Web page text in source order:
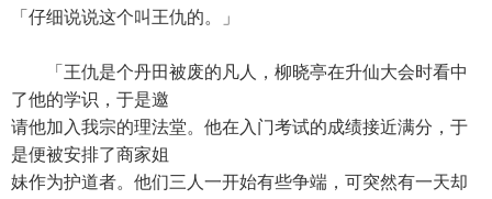
「仔细说说这个叫王仇的。」
「王仇是个丹田被废的凡人，柳晓亭在升仙大会时看中
了他的学识，于是邀
请他加入我宗的理法堂。他在入门考试的成绩接近满分，于
是便被安排了商家姐
妹作为护道者。他们三人一开始有些争端，可突然有一天却